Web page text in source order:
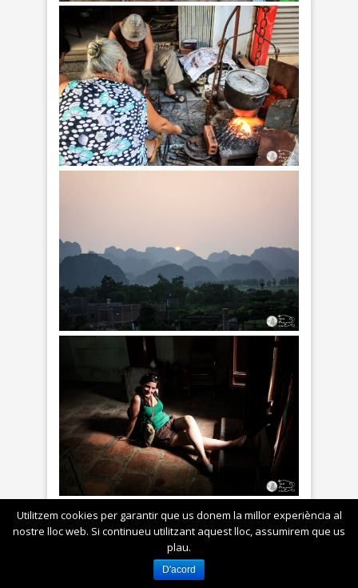
Utilitzem cookies per garantir que us donem la millor experiència al
nostre lloc web. Si continueu utilitzant aquest lloc, assumirem que us
plau.
D'acord